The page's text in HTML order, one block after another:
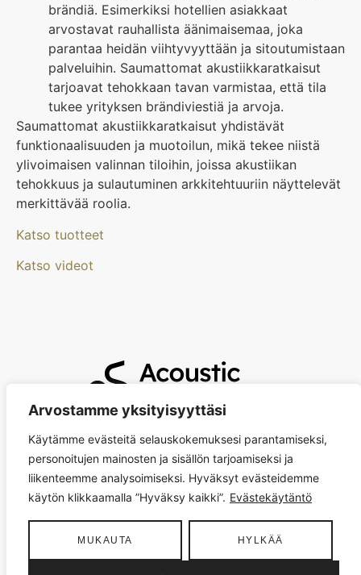
Arvostamme yksityisyyttäsi
Käytämme evästeitä selauskokemuksesi parantamiseksi,
personoitujen mainosten ja sisällön tarjoamiseksi ja
liikenteemme analysoimiseksi. Hyväksyt evästeidemme
käytön klikkaamalla ”Hyväksy kaikki”. Evästekäytäntö
MUKAUTA HYLKÄÄ
brändiä. Esimerkiksi hotellien asiakkaat
arvostavat rauhallista äänimaisemaa, joka
parantaa heidän viihtyvyyttään ja sitoutumistaan
palveluihin. Saumattomat akustiikkaratkaisut
tarjoavat tehokkaan tavan varmistaa, että tila
tukee yrityksen brändiviestiä ja arvoja.
Saumattomat akustiikkaratkaisut yhdistävät
funktionaalisuuden ja muotoilun, mikä tekee niistä
ylivoimaisen valinnan tiloihin, joissa akustiikan
tehokkuus ja sulautuminen arkkitehtuuriin näyttelevät
merkittävää roolia.
Katso tuotteet
Katso videot
Acoustic Scandinavia Oy
acoustic@acoustic-scandinavia.com
+358 44 294 8711